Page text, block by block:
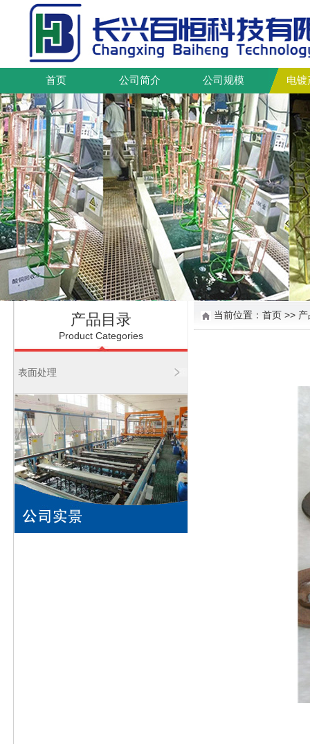
首页 公司简介 公司规模 电镀
产品目录
Product Categories
表面处理
当前位置： 首页 >>